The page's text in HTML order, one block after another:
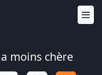
moins chère